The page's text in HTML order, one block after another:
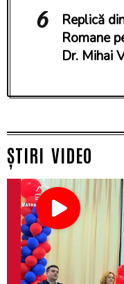
Replică
Romane
Dr. Mihai
ȘTIRI VIDEO